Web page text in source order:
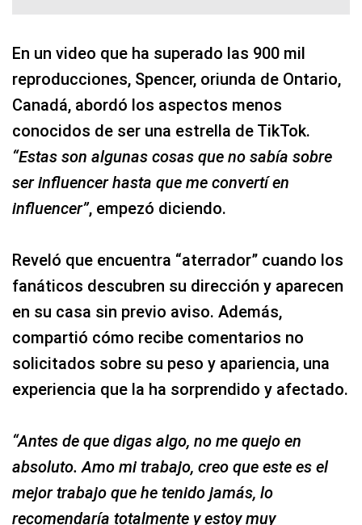
En un video que ha superado las 900 mil
reproducciones, Spencer, oriunda de Ontario,
Canadá, abordó los aspectos menos
conocidos de ser una estrella de TikTok.
“Estas son algunas cosas que no sabía sobre
ser influencer hasta que me convertí en
influencer”, empezó diciendo.
Reveló que encuentra “aterrador” cuando los
fanáticos descubren su dirección y aparecen
en su casa sin previo aviso. Además,
compartió cómo recibe comentarios no
solicitados sobre su peso y apariencia, una
experiencia que la ha sorprendido y afectado.
“Antes de que digas algo, no me quejo en
absoluto. Amo mi trabajo, creo que este es el
mejor trabajo que he tenido jamás, lo
recomendaría totalmente y estoy muy